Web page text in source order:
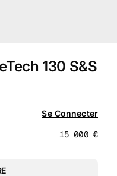
130 S&S
Se Connecter
15 000 €